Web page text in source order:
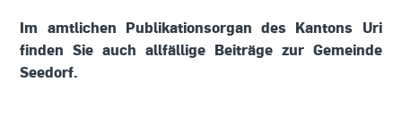
Im amtlichen Publikationsorgan des Kantons Uri
finden Sie auch allfällige Beiträge zur Gemeinde
Seedorf.